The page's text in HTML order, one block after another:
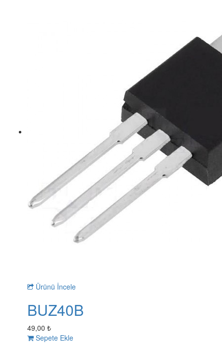
Ürünü İncele
BUZ40B
49,00 ₺
Sepete Ekle